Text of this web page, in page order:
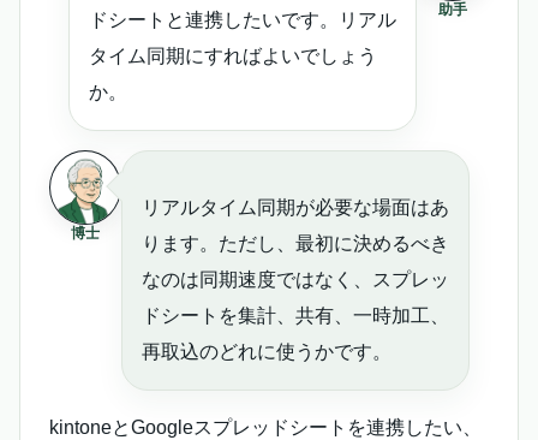
助手
ドシートと連携したいです。リアル
タイム同期にすればよいでしょう
か。
博士
リアルタイム同期が必要な場面はあ
ります。ただし、最初に決めるべき
なのは同期速度ではなく、スプレッ
ドシートを集計、共有、一時加工、
再取込のどれに使うかです。
kintoneとGoogleスプレッドシートを連携したい、